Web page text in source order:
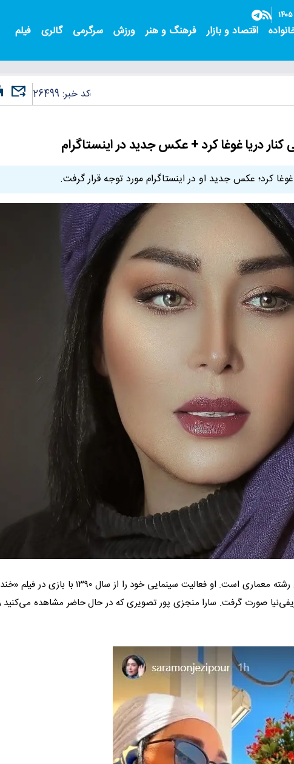
اقتصاد و بازار فرهنگ و هنر ورزش سرگرمی گالری فیلم
کد خبر:26499
دریا غوغا کرد + عکس جدید در اینستاگرام
کرد؛ عکس جدید او در اینستاگرام مورد توجه قرار گرفت.
سارا منجزی پور زاده، متولد ۶ مهر ۱۳۶۱ در اهواز، فارغ‌التحصیل رشته معماری است. او فعالیت سینمایی خود را از سال
صورت گرفت. سارا منجزی پور تصویری که در حال حاضر مشاهده می‌کنید